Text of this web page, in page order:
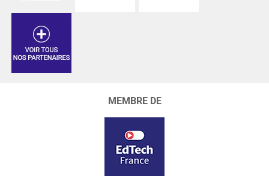
MEMBRE DE